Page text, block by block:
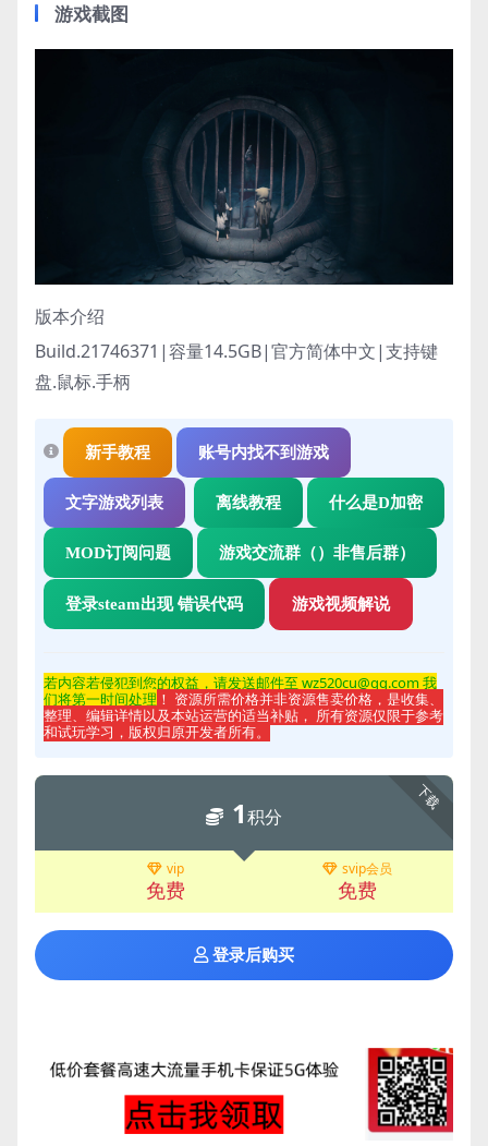
游戏截图
版本介绍
Build.21746371|容量14.5GB|官方简体中文|支持键
盘.鼠标.手柄
新手教程 账号内找不到游戏
文字游戏列表 离线教程 什么是D加密
MOD订阅问题 游戏交流群（）非售后群）
登录steam出现 错误代码 游戏视频解说
若内容若侵犯到您的权益，请发送邮件至 wz520cu@qq.com 我
们将第一时间处理 ！ 资源所需价格并非资源售卖价格，是收集、
整理、编辑详情以及本站运营的适当补贴， 所有资源仅限于参考
和试玩学习，版权归原开发者所有。
下载
1积分
vip
免费
svip会员
免费
登录后购买